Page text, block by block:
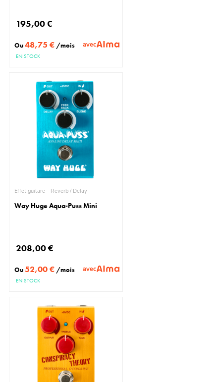
195,00 €
Ou48,75 € /mois avec
EN STOCK
Effet guitare - Reverb / Delay
Way Huge Aqua-Puss Mini
208,00 €
Ou52,00 € /mois avec
EN STOCK